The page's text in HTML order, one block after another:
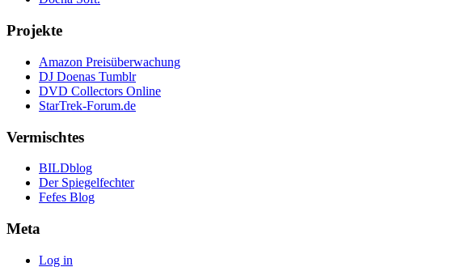
Projekte
Amazon Preisüberwachung
DJ Doenas Tumblr
DVD Collectors Online
StarTrek-Forum.de
Vermischtes
BILDblog
Der Spiegelfechter
Fefes Blog
Meta
Log in